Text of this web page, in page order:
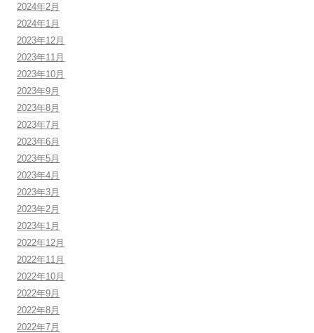
2024年2月
2024年1月
2023年12月
2023年11月
2023年10月
2023年9月
2023年8月
2023年7月
2023年6月
2023年5月
2023年4月
2023年3月
2023年2月
2023年1月
2022年12月
2022年11月
2022年10月
2022年9月
2022年8月
2022年7月